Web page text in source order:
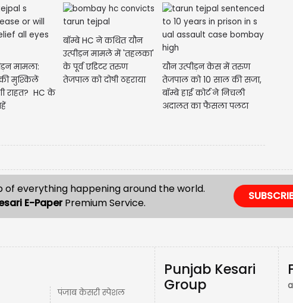
मामला:
मुश्किलें
राहत? HC के
बॉम्बे HC ने कथित यौन
उत्पीड़न मामले में 'तहलका'
के पूर्व एडिटर तरुण
तेजपाल को दोषी ठहराया
यौन उत्पीड़न केस में तरुण
तेजपाल को 10 साल की सजा,
बॉम्बे हाई कोर्ट ने निचली
अदालत का फैसला पलटा
of everything happening around the world.
E-PaperPremium Service.
पंजाब केसरी स्पेशल
Punjab Kesari
Group